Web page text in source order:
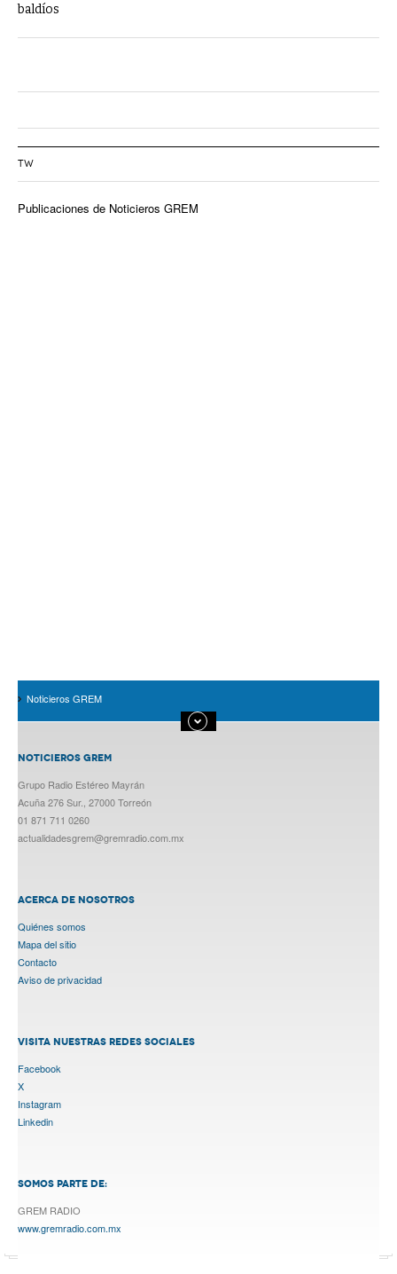
baldíos
TW
Publicaciones de Noticieros GREM
Noticieros GREM
NOTICIEROS GREM
Grupo Radio Estéreo Mayrán
Acuña 276 Sur., 27000 Torreón
01 871 711 0260
actualidadesgrem@gremradio.com.mx
ACERCA DE NOSOTROS
Quiénes somos
Mapa del sitio
Contacto
Aviso de privacidad
VISITA NUESTRAS REDES SOCIALES
Facebook
X
Instagram
Linkedin
SOMOS PARTE DE:
GREM RADIO
www.gremradio.com.mx